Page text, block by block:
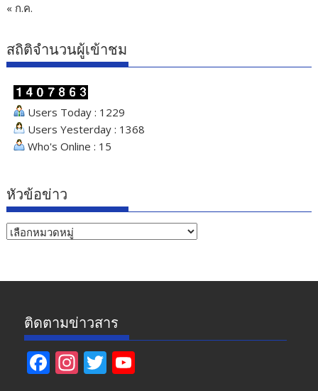
« ก.ค.
สถิติจำนวนผู้เข้าชม
Users Today : 1229
Users Yesterday : 1368
Who's Online : 15
หัวข้อข่าว
หัวข้อ
ติดตามข่าวสาร
F In T